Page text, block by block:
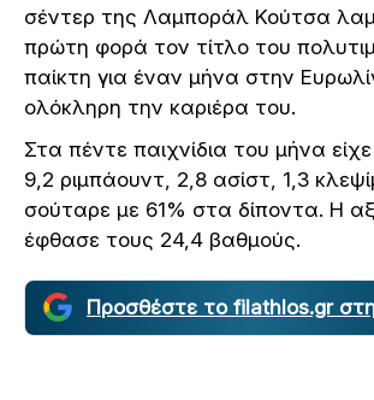
σέντερ της Λαμποράλ Κούτσα
πρώτη φορά τον τίτλο του
παίκτη για έναν μήνα στην
ολόκληρη την καριέρα του.
Στα πέντε παιχνίδια του μήνα
9,2 ριμπάουντ, 2,8 ασίστ, 1,3
σούταρε με 61% στα δίποντα. Η
έφθασε τους 24,4 βαθμούς.
Προσθέστε το filathlos.gr